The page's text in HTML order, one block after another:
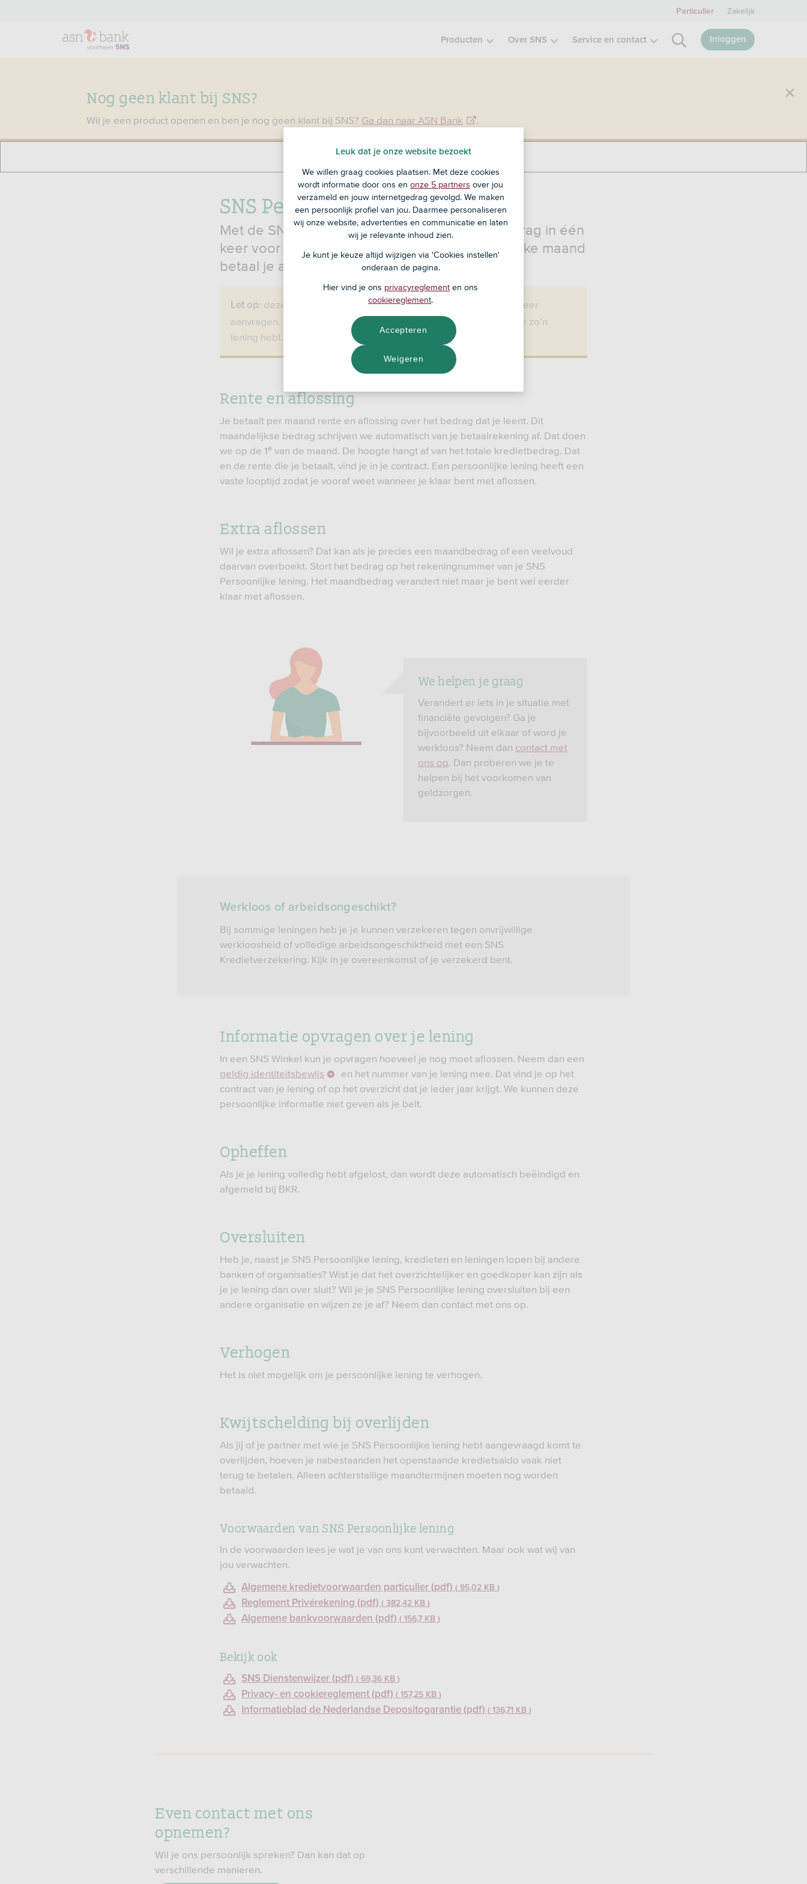
Nog geen klant bij SNS?
Wil je een product openen en ben je nog geen klant bij SNS? Ga dan naar ASN Bank .
Producten Over SNS Service en contact Inloggen
Particulier Zakelijk
SNS Persoonlijke Lening
Met de SNS Persoonlijke lening leen je een bedrag in één
keer voor een grote aankoop, zoals een auto. Elke maand
betaal je aflossing en een vaste rente.
Let op: deze variant Persoonlijke Lening kun je vanaf 2020 niet meer
aanvragen. De pagina is alleen bedoeld om je te informeren als je zo’n
lening hebt.
Rente en aflossing
Je betaalt per maand rente en aflossing over het bedrag dat je leent. Dit
maandelijkse bedrag schrijven we automatisch van je betaalrekening af. Dat doen
we op de 1e van de maand. De hoogte hangt af van het totale kredietbedrag. Dat
en de rente die je betaalt, vind je in je contract. Een persoonlijke lening heeft een
vaste looptijd zodat je vooraf weet wanneer je klaar bent met aflossen.
Extra aflossen
Wil je extra aflossen? Dat kan als je precies een maandbedrag of een veelvoud
daarvan overboekt. Stort het bedrag op het rekeningnummer van je SNS
Persoonlijke lening. Het maandbedrag verandert niet maar je bent wel eerder
klaar met aflossen.
We helpen je graag
Verandert er iets in je situatie met
financiële gevolgen? Ga je
bijvoorbeeld uit elkaar of word je
werkloos? Neem dan contact met
ons op. Dan proberen we je te
helpen bij het voorkomen van
geldzorgen.
Werkloos of arbeidsongeschikt?
Bij sommige leningen heb je je kunnen verzekeren tegen onvrijwillige
werkloosheid of volledige arbeidsongeschiktheid met een SNS
Kredietverzekering. Kijk in je overeenkomst of je verzekerd bent.
Informatie opvragen over je lening
In een SNS Winkel kun je opvragen hoeveel je nog moet aflossen. Neem dan een
geldig identiteitsbewijs
en het nummer van je lening mee. Dat vind je op het
contract van je lening of op het overzicht dat je ieder jaar krijgt. We kunnen deze
persoonlijke informatie niet geven als je belt.
Opheffen
Als je je lening volledig hebt afgelost, dan wordt deze automatisch beëindigd en
afgemeld bij BKR.
Oversluiten
Heb je, naast je SNS Persoonlijke lening, kredieten en leningen lopen bij andere
banken of organisaties? Wist je dat het overzichtelijker en goedkoper kan zijn als
je je lening dan over sluit? Wil je je SNS Persoonlijke lening oversluiten bij een
andere organisatie en wijzen ze je af? Neem dan contact met ons op.
Verhogen
Het is niet mogelijk om je persoonlijke lening te verhogen.
Kwijtschelding bij overlijden
Als jij of je partner met wie je SNS Persoonlijke lening hebt aangevraagd komt te
overlijden, hoeven je nabestaanden het openstaande kredietsaldo vaak niet
terug te betalen. Alleen achterstallige maandtermijnen moeten nog worden
betaald.
Voorwaarden van SNS Persoonlijke lening
In de voorwaarden lees je wat je van ons kunt verwachten. Maar ook wat wij van
jou verwachten.
Algemene kredietvoorwaarden particulier (pdf) 95,02 KB
Reglement Privérekening (pdf) 382,42 KB
Algemene bankvoorwaarden (pdf) 156,7 KB
Bekijk ook
SNS Dienstenwijzer (pdf) 69,36 KB
Privacy- en cookiereglement (pdf) 157,25 KB
Informatieblad de Nederlandse Depositogarantie (pdf) 136,71 KB
Even contact met ons
opnemen?
Wil je ons persoonlijk spreken? Dan kan dat op
verschillende manieren.
Leuk dat je onze website bezoekt
We willen graag cookies plaatsen. Met deze cookies
wordt informatie door ons en onze 5 partners over jou
verzameld en jouw internetgedrag gevolgd. We maken
een persoonlijk profiel van jou. Daarmee personaliseren
wij onze website, advertenties en communicatie en laten
wij je relevante inhoud zien.
Je kunt je keuze altijd wijzigen via 'Cookies instellen'
onderaan de pagina.
Hier vind je ons privacyreglement en ons
cookiereglement.
Weigeren
Accepteren